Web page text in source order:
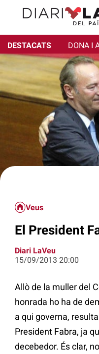
DESTACATS DONA I
Veus
El President
Diari LaVeu
15/09/2013 20:00
Allò de la muller del
honrada ho ha de
a qui governa,
President Fabra, ja
decebedor. És clar,